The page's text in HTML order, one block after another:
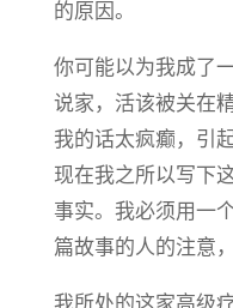
的原因。
你可能以为我成了
说家，活该被关在
我的话太疯癫，引
现在我之所以写下
事实。我必须用一
篇故事的人的注意